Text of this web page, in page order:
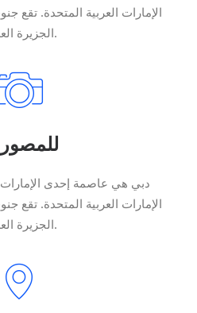
الإمارات العربية المتحدة. تقع
الجزيرة العربية.
دبي هي عاصمة إحدى
الإمارات العربية المتحدة. تقع
الجزيرة العربية.